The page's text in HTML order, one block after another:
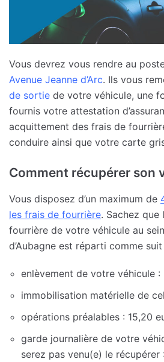
Vous devrez vous rendre au
Avenue Jeanne d’Arc. Ils vous
de sortie de votre véhicule, une
fournis votre attestation
acquittement des frais de
conduire ainsi que votre carte
Comment récupérer son
Vous disposez d’un maximum de
les frais de fourrière. Sachez que
fourrière de votre véhicule au
d’Aubagne est réparti comme suit
enlèvement de votre véhicule :
immobilisation matérielle de
opérations préalables : 15,20
garde journalière de votre
serez pas venu(e) le récupérer